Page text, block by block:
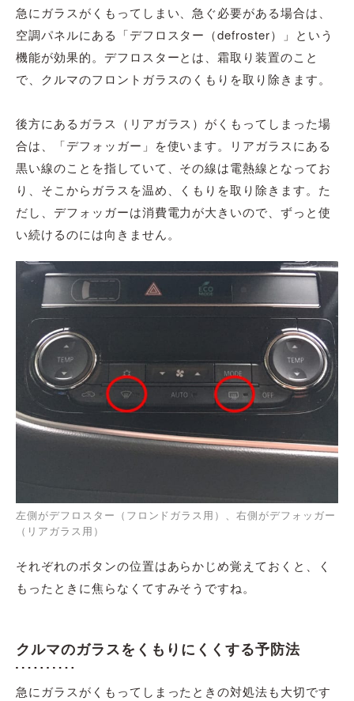
急にガラスがくもってしまい、急ぐ必要がある場合は、
空調パネルにある「デフロスター（defroster）」という
機能が効果的。デフロスターとは、霜取り装置のこと
で、クルマのフロントガラスのくもりを取り除きます。
後方にあるガラス（リアガラス）がくもってしまった場
合は、「デフォッガー」を使います。リアガラスにある
黒い線のことを指していて、その線は電熱線となってお
り、そこからガラスを温め、くもりを取り除きます。た
だし、デフォッガーは消費電力が大きいので、ずっと使
い続けるのには向きません。
左側がデフロスター（フロンドガラス用）、右側がデフォッガー
（リアガラス用）
それぞれのボタンの位置はあらかじめ覚えておくと、く
もったときに焦らなくてすみそうですね。
クルマのガラスをくもりにくくする予防法
急にガラスがくもってしまったときの対処法も大切です